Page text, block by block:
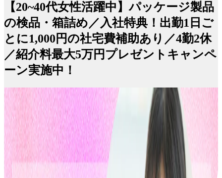
【20~40代女性活躍中】パッケージ製品
の検品・箱詰め／入社特典！出勤1日ご
とに1,000円の社宅費補助あり／4勤2休
／紹介料最大5万円プレゼントキャンペ
ーン実施中！